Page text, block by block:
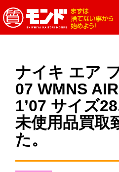
ナイキ エア
07 WMNS
1’07 サイズ
未使用品買取
た。